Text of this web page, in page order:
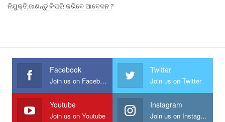
ନିଯୁକ୍ତି,ଜାଣନ୍ତୁ କିପରି କରିବେ ଆବେଦନ ?
Facebook
Join us on Facebook
Twitter
Join us on Twitter
Youtube
Join us on Youtube
Instagram
Join us on Instagram